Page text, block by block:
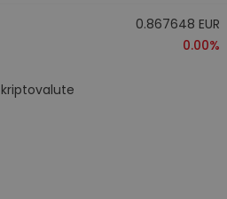
0.867648 EUR
0.00%
kriptovalute